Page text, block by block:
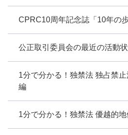
CPRC10周年記念誌「10年の
公正取引委員会の最近の活動
1分で分かる！独禁法 独占禁
編
1分で分かる！独禁法 優越的